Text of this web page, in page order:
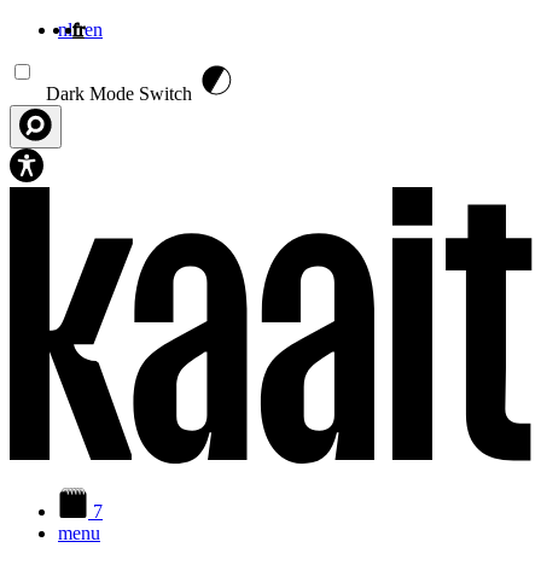
nlfren
Dark Mode Switch
7
menu